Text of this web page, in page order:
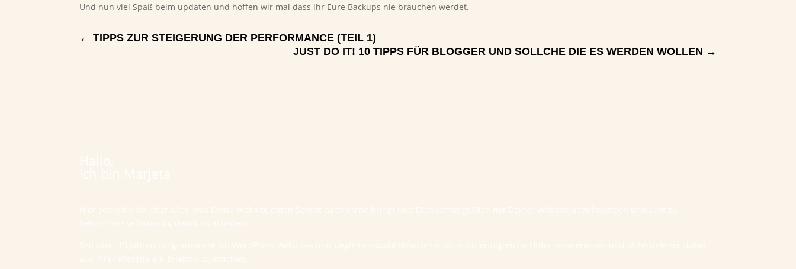
Und nun viel Spaß beim updaten und hoffen wir mal dass ihr Eure Backups nie brauchen werdet.
←TIPPS ZUR STEIGERUNG DER PERFORMANCE (TEIL 1)
JUST DO IT! 10 TIPPS FÜR BLOGGER UND SOLLCHE DIE ES WERDEN WOLLEN →